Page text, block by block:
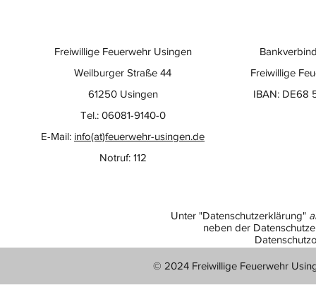
Freiwillige
IBAN: DE68
Freiwillige Feuerwehr Usingen
Weilburger Straße 44
61250 Usingen
Tel.: 06081-9140-0
E-Mail: info(at)feuerwehr-usingen.de
Notruf: 112
Unter "Datenschutzerklärung"
neben der
© 2024 Freiwillige Feuerwehr